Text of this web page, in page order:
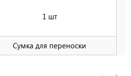
1 шт
Сумка для переноски